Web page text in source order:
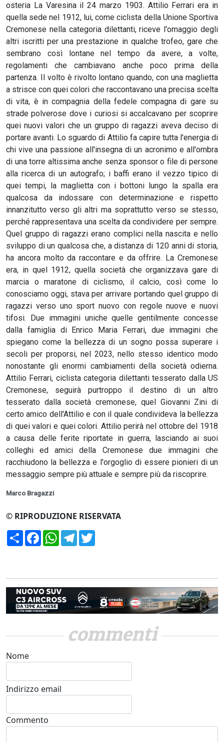
osteria La Varesina il 24 marzo 1903. Attilio Ferrari era in
quella sede nel 1912, lui, come ciclista della Unione Sportiva
Cremonese nella categoria dilettanti, riceve l'omaggio degli
altri iscritti per una prestazione in qualche trofeo, gare che
sembrano così lontane nel tempo da avere, a volte,
regolamenti che cambiavano anche poco prima della
partenza. Il volto è rivolto lontano quando, con una maglietta
a strisce con quei colori che raccontavano una precisa scelta
di vita, è in compagnia della fedele compagna di gare su
strade polverose dove i curiosi si accalcavano per scoprire
quei nuovi valori che un gruppo di ragazzi aveva deciso di
portare avanti. Lo sguardo di Attilio fa capire tutta l'energia di
chi vive una passione all'insegna di un acronimo e all'ombra
di una torre altissima anche senza sponsor o file di persone
alla ricerca di un autografo; i baffi erano il vezzo tipico di
quei tempi, la maglietta con i bottoni lungo la spalla era
qualcosa da indossare con determinazione e rispetto
innanzitutto verso gli altri ma soprattutto verso se stesso,
perché rappresentava una scelta da condividere per sempre.
Quel gruppo di ragazzi erano complici nella nascita e nello
sviluppo di un qualcosa che, a distanza di 120 anni di storia,
ha ancora molto da raccontare e da offrire. La Cremonese
era, in quel 1912, quella società che organizzava gare di
marcia o maratone di ciclismo, il calcio, così come lo
conosciamo oggi, stava per arrivare portando quel gruppo di
ragazzi verso uno sport nuovo con regole nuove e nuovi
tifosi. Due immagini uniche quelle gentilmente concesse
dalla famiglia di Enrico Maria Ferrari, due immagini che
spiegano come la bellezza di un sogno possa superare i
secoli per proporsi, nel 2023, nello stesso identico modo
nonostante gli enormi cambiamenti della società odierna.
Attilio Ferrari, ciclista categoria dilettanti tesserato dalla US
Cremonese, seguirà purtroppo il destino di un altro
tesserato dalla società cremonese, quel Giovanni Zini di
certo amico dell'Attilio e con il quale condivideva la bellezza
di quei valori e quei colori. Attilio perirà nel ottobre del 1918
a causa delle ferite riportate in guerra, lasciando ai suoi
colleghi ed amici della Cremonese due immagini che
racchiudono la bellezza e l'orgoglio di essere pionieri di un
messaggio sempre più attuale e sempre più da riscoprire.
Marco Bragazzi
© RIPRODUZIONE RISERVATA
CondividiFacebookWhatsApp
Telegram
commenti
Nome
Indirizzo email
Commento